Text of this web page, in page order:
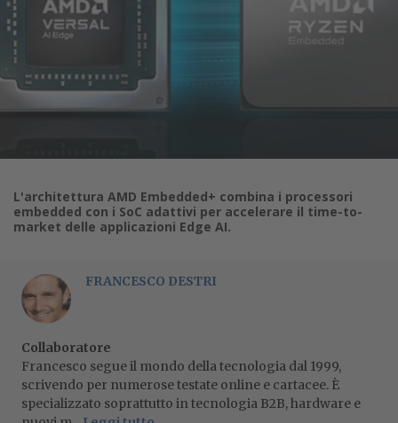
L'architettura AMD Embedded+ combina i processori
embedded con i SoC adattivi per accelerare il time-to-
market delle applicazioni Edge AI.
FRANCESCO DESTRI
Collaboratore
Francesco segue il mondo della tecnologia dal 1999,
scrivendo per numerose testate online e cartacee. È
specializzato soprattutto in tecnologia B2B, hardware e